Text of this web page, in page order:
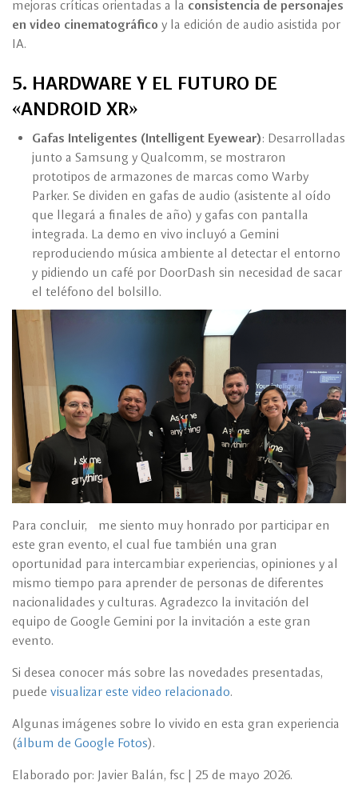
mejoras críticas orientadas a la consistencia de personajes
en video cinematográfico y la edición de audio asistida por
IA.
5. HARDWARE Y EL FUTURO DE
«ANDROID XR»
Gafas Inteligentes (Intelligent Eyewear): Desarrolladas
junto a Samsung y Qualcomm, se mostraron
prototipos de armazones de marcas como Warby
Parker. Se dividen en gafas de audio (asistente al oído
que llegará a finales de año) y gafas con pantalla
integrada. La demo en vivo incluyó a Gemini
reproduciendo música ambiente al detectar el entorno
y pidiendo un café por DoorDash sin necesidad de sacar
el teléfono del bolsillo.
Para concluir, me siento muy honrado por participar en
este gran evento, el cual fue también una gran
oportunidad para intercambiar experiencias, opiniones y al
mismo tiempo para aprender de personas de diferentes
nacionalidades y culturas. Agradezco la invitación del
equipo de Google Gemini por la invitación a este gran
evento.
Si desea conocer más sobre las novedades presentadas,
puede visualizar este video relacionado.
Algunas imágenes sobre lo vivido en esta gran experiencia
(álbum de Google Fotos).
Elaborado por: Javier Balán, fsc | 25 de mayo 2026.